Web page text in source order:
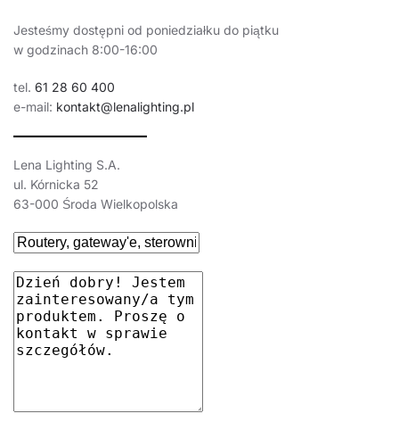
Jesteśmy dostępni od poniedziałku do piątku
w godzinach 8:00-16:00
tel. 61 28 60 400
e-mail: kontakt@lenalighting.pl
Lena Lighting S.A.
ul. Kórnicka 52
63-000 Środa Wielkopolska